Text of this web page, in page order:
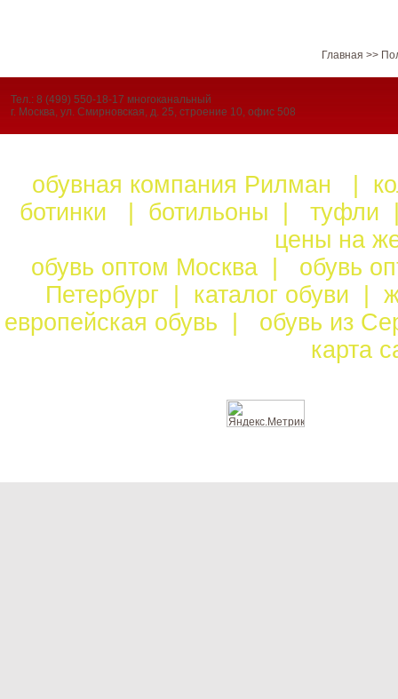
Главная>>
Тел.: 8 (499) 550-18-17 многоканальный
г. Москва, ул. Смирновская, д. 25, строение 10, офис 508
обувная компания Рилман
ботинки
ботильоны туфли
цены на
обувь оптом Москва
обувь
Петербург
каталог обуви
европейская обувь
обувь из
карта